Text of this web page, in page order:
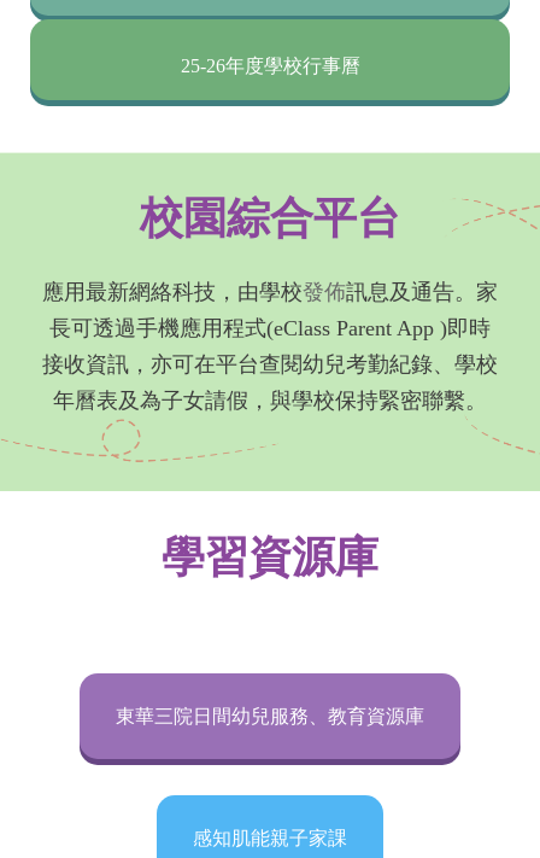
25-26年度學校行事曆
校園綜合平台
應用最新網絡科技，由學校發佈訊息及通告。家
長可透過手機應用程式(eClass Parent App )即時
接收資訊，亦可在平台查閱幼兒考勤紀錄、學校
年曆表及為子女請假，與學校保持緊密聯繫。
學習資源庫
東華三院日間幼兒服務、教育資源庫
感知肌能親子家課